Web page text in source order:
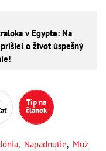
v Egypte: Na
o život úspešný
Tip na
článok
, Napadnutie, Muž